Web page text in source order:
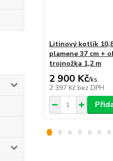
Litinový kotlík
plamene 37 cm +
trojnožka 1,2 m
2 900 Kč/ks
2 397 Kč bez DPH